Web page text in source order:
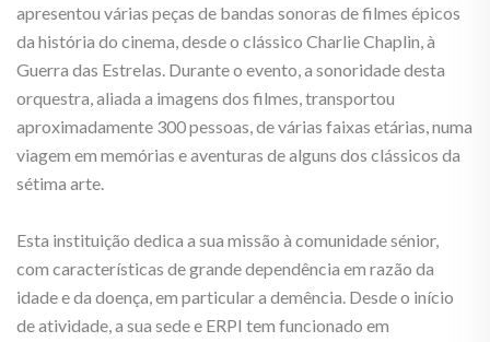
apresentou várias peças de bandas sonoras de filmes épicos
da história do cinema, desde o clássico Charlie Chaplin, à
Guerra das Estrelas. Durante o evento, a sonoridade desta
orquestra, aliada a imagens dos filmes, transportou
aproximadamente 300 pessoas, de várias faixas etárias, numa
viagem em memórias e aventuras de alguns dos clássicos da
sétima arte.
Esta instituição dedica a sua missão à comunidade sénior,
com características de grande dependência em razão da
idade e da doença, em particular a demência. Desde o início
de atividade, a sua sede e ERPI tem funcionado em